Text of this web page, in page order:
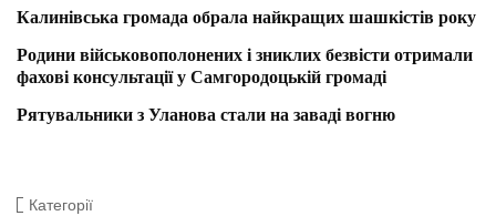
Калинівська громада обрала найкращих шашкістів року
Родини військовополонених і зниклих безвісти отримали
фахові консультації у Самгородоцькій громаді
Рятувальники з Уланова стали на заваді вогню
Категорії